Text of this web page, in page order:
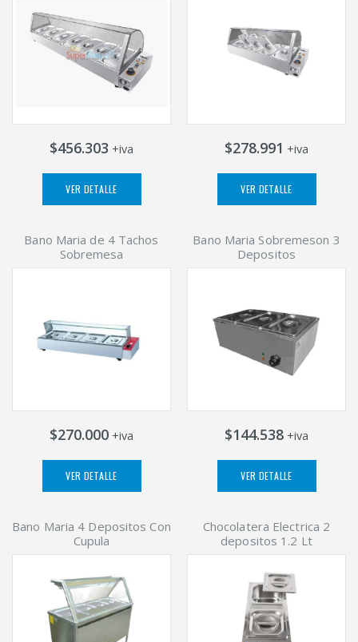
$456.303 +iva
VER DETALLE
$278.991 +iva
VER DETALLE
Bano Maria de 4 Tachos
Sobremesa
$270.000 +iva
VER DETALLE
Bano Maria Sobremeson 3
Depositos
$144.538 +iva
VER DETALLE
Bano Maria 4 Depositos Con
Cupula
Chocolatera Electrica 2
depositos 1.2 Lt